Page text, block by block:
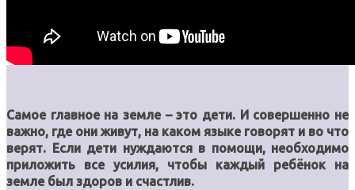
Самое главное на земле – это дети. И совершенно не
важно, где они живут, на каком языке говорят и во что
верят. Если дети нуждаются в помощи, необходимо
приложить все усилия, чтобы каждый ребёнок на
земле был здоров и счастлив.